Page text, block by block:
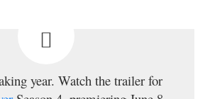
year. Watch the trailer for